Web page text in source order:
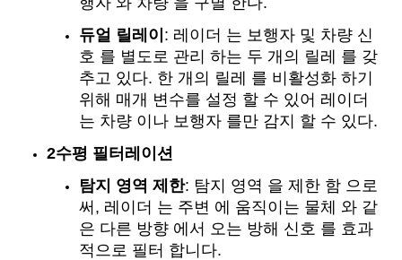
듀얼 릴레이 : 레이더 는 보행자 및 차량 신
호 를 별도로 관리 하는 두 개의 릴레 를 갖
추고 있다. 한 개의 릴레 를 비활성화 하기
위해 매개 변수를 설정 할 수 있어 레이더
는 차량 이나 보행자 를만 감지 할 수 있다.
2수평 필터레이션
탐지 영역 제한: 탐지 영역 을 제한 함 으로
써, 레이더 는 주변 에 움직이는 물체 와 같
은 다른 방향 에서 오는 방해 신호 를 효과
적으로 필터 합니다.